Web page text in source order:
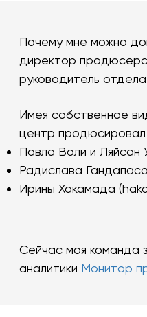
Почему мне можно
директор
руководитель
Имея собственное
центр продюсировал
Павла Воли и Ляйсан
Радислава
Ирины Хакамада
Сейчас моя команда
аналитики Монитор